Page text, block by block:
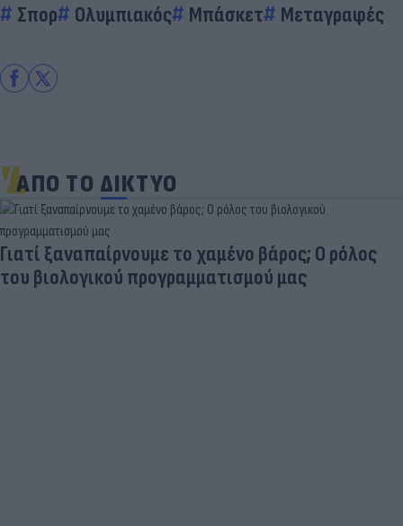
Σπορ Ολυμπιακός Μπάσκετ Μεταγραφές
ΑΠΟ ΤΟ ΔΙΚΤΥΟ